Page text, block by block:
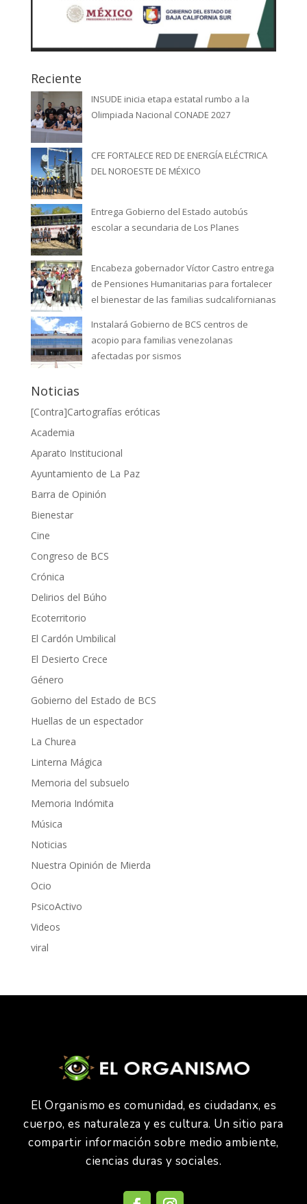
Reciente
INSUDE inicia etapa estatal rumbo a la
Olimpiada Nacional CONADE 2027
CFE FORTALECE RED DE ENERGÍA ELÉCTRICA
DEL NOROESTE DE MÉXICO
Entrega Gobierno del Estado autobús
escolar a secundaria de Los Planes
Encabeza gobernador Víctor Castro entrega
de Pensiones Humanitarias para fortalecer
el bienestar de las familias sudcalifornianas
Instalará Gobierno de BCS centros de
acopio para familias venezolanas
afectadas por sismos
Noticias
[Contra]Cartografías eróticas
Academia
Aparato Institucional
Ayuntamiento de La Paz
Barra de Opinión
Bienestar
Cine
Congreso de BCS
Crónica
Delirios del Búho
Ecoterritorio
El Cardón Umbilical
El Desierto Crece
Género
Gobierno del Estado de BCS
Huellas de un espectador
La Churea
Linterna Mágica
Memoria del subsuelo
Memoria Indómita
Música
Noticias
Nuestra Opinión de Mierda
Ocio
PsicoActivo
Videos
viral
El Organismo es comunidad, es ciudadanx, es
cuerpo, es naturaleza y es cultura. Un sitio para
compartir información sobre medio ambiente,
ciencias duras y sociales.